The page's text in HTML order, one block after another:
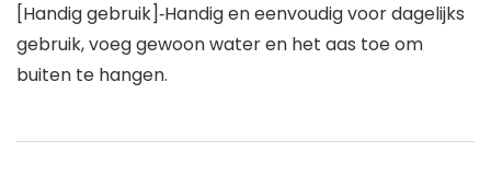
[Handig gebruik]‑Handig en eenvoudig voor dagelijks
gebruik, voeg gewoon water en het aas toe om
buiten te hangen.